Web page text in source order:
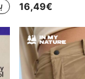
16,49€